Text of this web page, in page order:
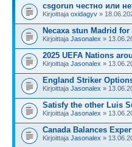
csgorun честно или
Kirjoittaja oxidagyv »
Necaxa stun Madrid
Kirjoittaja Jasonalex »
2025 UEFA Nations
Kirjoittaja Jasonalex »
England Striker
Kirjoittaja Jasonalex »
Satisfy the other Luis
Kirjoittaja Jasonalex »
Canada Balances
Kirjoittaja Jasonalex »